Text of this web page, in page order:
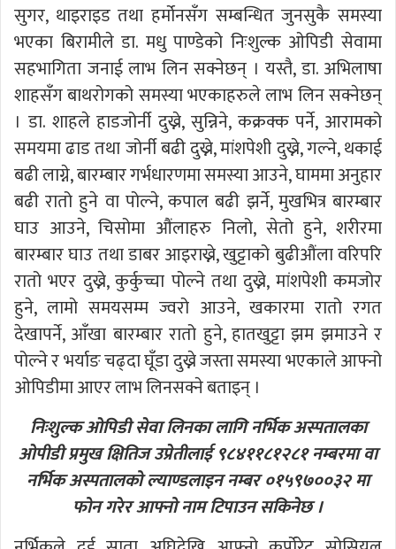
सुगर, थाइराइड तथा हर्मोनसँग सम्बन्धित जुनसुकै समस्या
भएका बिरामीले डा. मधु पाण्डेको निःशुल्क ओपिडी सेवामा
सहभागिता जनाई लाभ लिन सक्नेछन् । यस्तै, डा. अभिलाषा
शाहसँग बाथरोगको समस्या भएकाहरुले लाभ लिन सक्नेछन्
। डा. शाहले हाडजोर्नी दुख्ने, सुन्निने, कक्रक्क पर्ने, आरामको
समयमा ढाड तथा जोर्नी बढी दुख्ने, मांशपेशी दुख्ने, गल्ने, थकाई
बढी लाग्ने, बारम्बार गर्भधारणमा समस्या आउने, घाममा अनुहार
बढी रातो हुने वा पोल्ने, कपाल बढी झर्ने, मुखभित्र बारम्बार
घाउ आउने, चिसोमा औंलाहरु निलो, सेतो हुने, शरीरमा
बारम्बार घाउ तथा डाबर आइराख्ने, खुट्टाको बुढीऔंला वरिपरि
रातो भएर दुख्ने, कुर्कुच्चा पोल्ने तथा दुख्ने, मांशपेशी कमजोर
हुने, लामो समयसम्म ज्वरो आउने, खकारमा रातो रगत
देखापर्ने, आँखा बारम्बार रातो हुने, हातखुट्टा झम झमाउने र
पोल्ने र भर्याङ चढ्दा घूँडा दुख्ने जस्ता समस्या भएकाले आफ्नो
ओपिडीमा आएर लाभ लिनसक्ने बताइन् ।
निःशुल्क ओपिडी सेवा लिनका लागि नर्भिक अस्पतालका
ओपीडी प्रमुख क्षितिज उप्रेतीलाई ९८४११८१२८१ नम्बरमा वा
नर्भिक अस्पतालको ल्याण्डलाइन नम्बर ०१५९७००३२ मा
फोन गरेर आफ्नो नाम टिपाउन सकिनेछ ।